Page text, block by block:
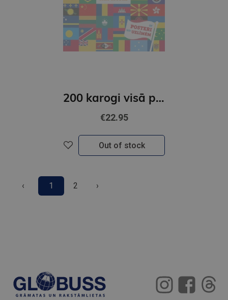
200 karogi visā pasaulē ar izņemamām kartītēm
€22.95
Out of stock
‹ 1 2 ›